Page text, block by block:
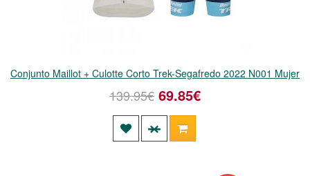
Conjunto Maillot + Culotte Corto Trek-Segafredo 2022 N001 Mujer
139.95€ 69.85€